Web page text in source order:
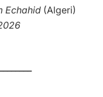
Echahid (Algeri)